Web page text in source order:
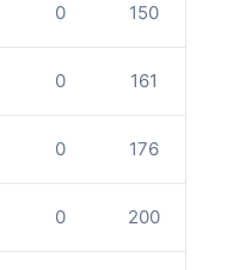
0 150
0 161
0 176
0 200